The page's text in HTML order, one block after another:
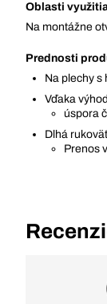
Oblasti
Na montážne
Prednosti
Na plechy s
Vďaka
úspora
Dlhá rukoväť
Prenos